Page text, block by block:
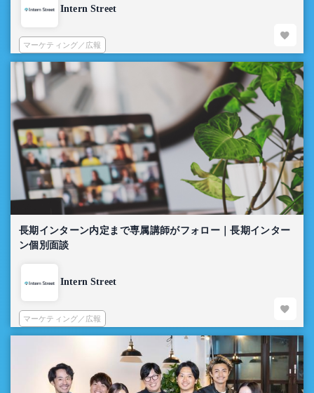
Intern Street
マーケティング／広報
長期インターン内定まで専属講師がフォロー｜長期インター
ン個別面談
Intern Street
マーケティング／広報